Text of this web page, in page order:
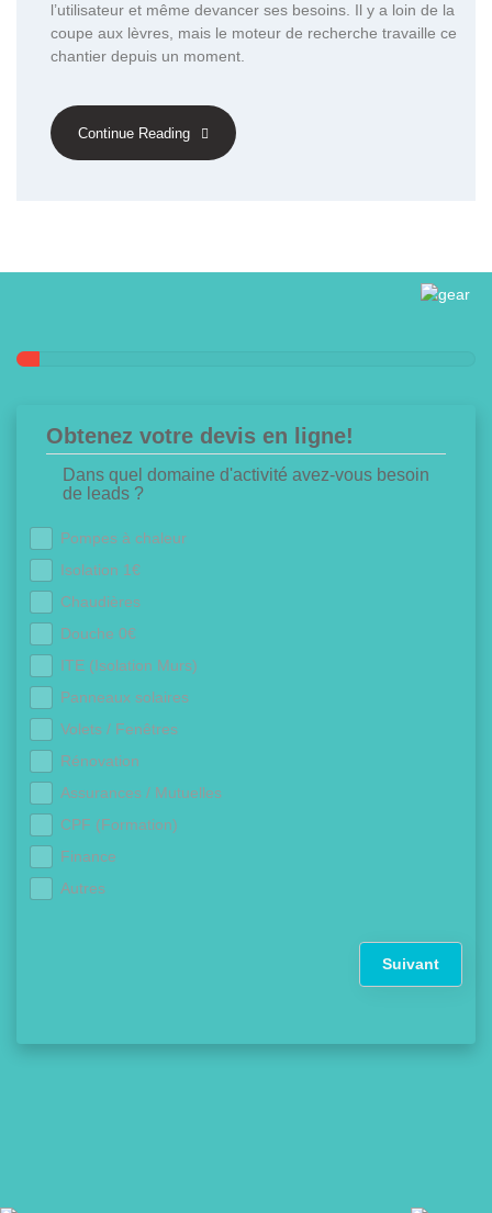
l’utilisateur et même devancer ses besoins. Il y a loin de la
coupe aux lèvres, mais le moteur de recherche travaille ce
chantier depuis un moment.
Continue Reading
Obtenez votre devis en ligne!
Dans quel domaine d'activité avez-vous besoin
de leads ?
Pompes à chaleur
Isolation 1€
Chaudières
Douche 0€
ITE (Isolation Murs)
Panneaux solaires
Volets / Fenêtres
Rénovation
Assurances / Mutuelles
CPF (Formation)
Finance
Autres
Suivant